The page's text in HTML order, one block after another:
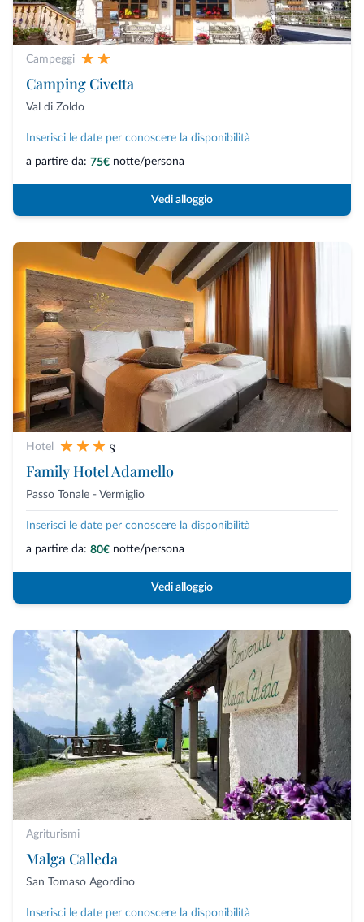
Campeggi
Camping Civetta
Val di Zoldo
Inserisci le date per conoscere la disponibilità
a partire da: 75€ notte/persona
Vedi alloggio
Hotel
s
Family Hotel Adamello
Passo Tonale - Vermiglio
Inserisci le date per conoscere la disponibilità
a partire da: 80€ notte/persona
Vedi alloggio
Agriturismi
Malga Calleda
San Tomaso Agordino
Inserisci le date per conoscere la disponibilità